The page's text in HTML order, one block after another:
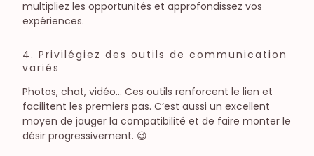
multipliez les opportunités et approfondissez vos
expériences.
4. Privilégiez des outils de communication
variés
Photos, chat, vidéo... Ces outils renforcent le lien et
facilitent les premiers pas. C’est aussi un excellent
moyen de jauger la compatibilité et de faire monter le
désir progressivement. 😉